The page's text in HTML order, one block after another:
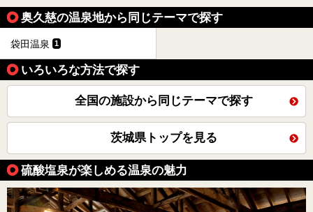
奥久慈の温泉地から同じテーマで探す
袋田温泉 1
いろいろな方法で探す
全国の施設から同じテーマで探す
茨城県トップを見る
硫酸塩泉が楽しめる温泉の魅力